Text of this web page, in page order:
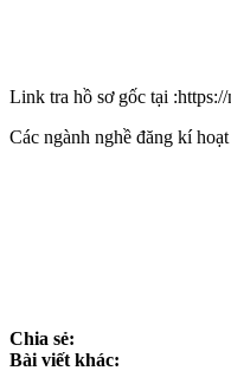
Link tra hồ sơ gốc tại
Các ngành nghề đăng kí
Chia sẻ:
Bài viết khác: